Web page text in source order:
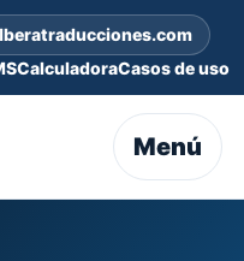
CalculadoraCasos de uso
Menú